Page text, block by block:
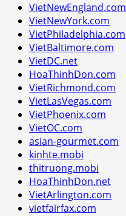
VietNewEngland.com
VietNewYork.com
VietPhiladelphia.com
VietBaltimore.com
VietDC.net
HoaThinhDon.com
VietRichmond.com
VietLasVegas.com
VietPhoenix.com
VietOC.com
asian-gourmet.com
kinhte.mobi
thitruong.mobi
HoaThinhDon.net
VietArlington.com
vietfairfax.com